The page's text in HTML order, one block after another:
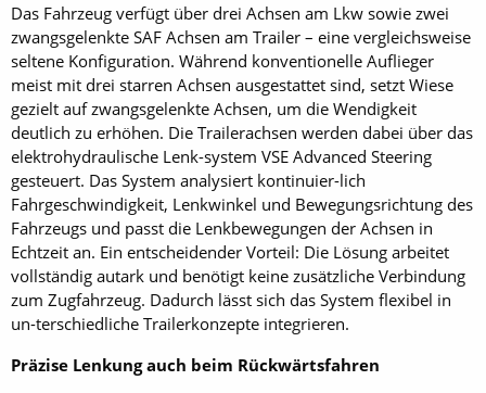
Das Fahrzeug verfügt über drei Achsen am Lkw sowie zwei
zwangsgelenkte SAF Achsen am Trailer – eine vergleichsweise
seltene Konfiguration. Während konventionelle Auflieger
meist mit drei starren Achsen ausgestattet sind, setzt Wiese
gezielt auf zwangsgelenkte Achsen, um die Wendigkeit
deutlich zu erhöhen. Die Trailerachsen werden dabei über das
elektrohydraulische Lenk-system VSE Advanced Steering
gesteuert. Das System analysiert kontinuier-lich
Fahrgeschwindigkeit, Lenkwinkel und Bewegungsrichtung des
Fahrzeugs und passt die Lenkbewegungen der Achsen in
Echtzeit an. Ein entscheidender Vorteil: Die Lösung arbeitet
vollständig autark und benötigt keine zusätzliche Verbindung
zum Zugfahrzeug. Dadurch lässt sich das System flexibel in
un-terschiedliche Trailerkonzepte integrieren.
Präzise Lenkung auch beim Rückwärtsfahren